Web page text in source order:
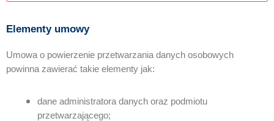
Elementy umowy
Umowa o powierzenie przetwarzania danych osobowych
powinna zawierać takie elementy jak:
dane administratora danych oraz podmiotu
przetwarzającego;